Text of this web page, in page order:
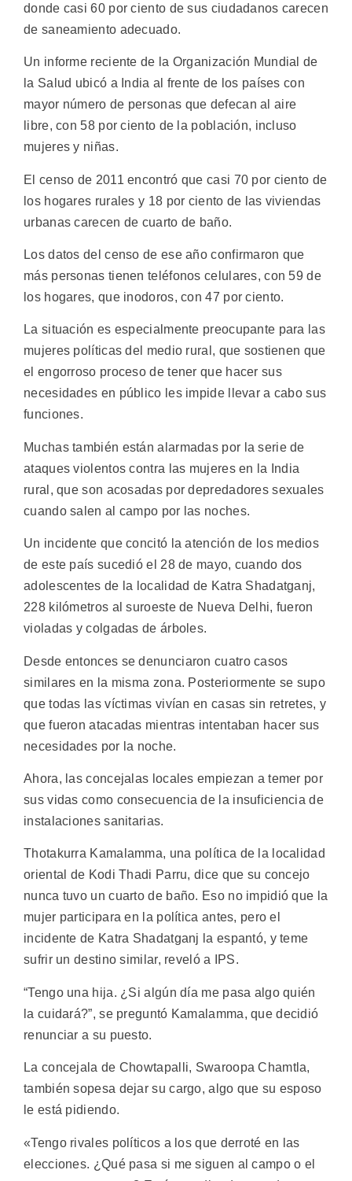
donde casi 60 por ciento de sus ciudadanos carecen
de saneamiento adecuado.
Un informe reciente de la Organización Mundial de
la Salud ubicó a India al frente de los países con
mayor número de personas que defecan al aire
libre, con 58 por ciento de la población, incluso
mujeres y niñas.
El censo de 2011 encontró que casi 70 por ciento de
los hogares rurales y 18 por ciento de las viviendas
urbanas carecen de cuarto de baño.
Los datos del censo de ese año confirmaron que
más personas tienen teléfonos celulares, con 59 de
los hogares, que inodoros, con 47 por ciento.
La situación es especialmente preocupante para las
mujeres políticas del medio rural, que sostienen que
el engorroso proceso de tener que hacer sus
necesidades en público les impide llevar a cabo sus
funciones.
Muchas también están alarmadas por la serie de
ataques violentos contra las mujeres en la India
rural, que son acosadas por depredadores sexuales
cuando salen al campo por las noches.
Un incidente que concitó la atención de los medios
de este país sucedió el 28 de mayo, cuando dos
adolescentes de la localidad de Katra Shadatganj,
228 kilómetros al suroeste de Nueva Delhi, fueron
violadas y colgadas de árboles.
Desde entonces se denunciaron cuatro casos
similares en la misma zona. Posteriormente se supo
que todas las víctimas vivían en casas sin retretes, y
que fueron atacadas mientras intentaban hacer sus
necesidades por la noche.
Ahora, las concejalas locales empiezan a temer por
sus vidas como consecuencia de la insuficiencia de
instalaciones sanitarias.
Thotakurra Kamalamma, una política de la localidad
oriental de Kodi Thadi Parru, dice que su concejo
nunca tuvo un cuarto de baño. Eso no impidió que la
mujer participara en la política antes, pero el
incidente de Katra Shadatganj la espantó, y teme
sufrir un destino similar, reveló a IPS.
“Tengo una hija. ¿Si algún día me pasa algo quién
la cuidará?”, se preguntó Kamalamma, que decidió
renunciar a su puesto.
La concejala de Chowtapalli, Swaroopa Chamtla,
también sopesa dejar su cargo, algo que su esposo
le está pidiendo.
«Tengo rivales políticos a los que derroté en las
elecciones. ¿Qué pasa si me siguen al campo o el